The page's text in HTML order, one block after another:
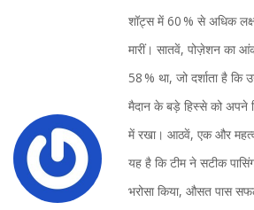
शॉट्स में 60 % से अधिक
मारीं। सातवें, पोज़ेशन का
58 % था, जो दर्शाता है कि
मैदान के बड़े हिस्से को अपने
में रखा। आठवें, एक और
यह है कि टीम ने सटीक
भरोसा किया, औसत पास